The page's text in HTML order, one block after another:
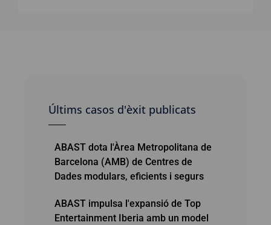
Últims casos d'èxit publicats
ABAST dota l'Àrea Metropolitana de
Barcelona (AMB) de Centres de
Dades modulars, eficients i segurs
ABAST impulsa l'expansió de Top
Entertainment Iberia amb un model